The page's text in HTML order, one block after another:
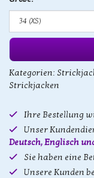
Kategorien:
Strickjacken
Ihre Bestellung
Unser
Deutsch, Englisch
Sie haben eine
Unsere Kunden